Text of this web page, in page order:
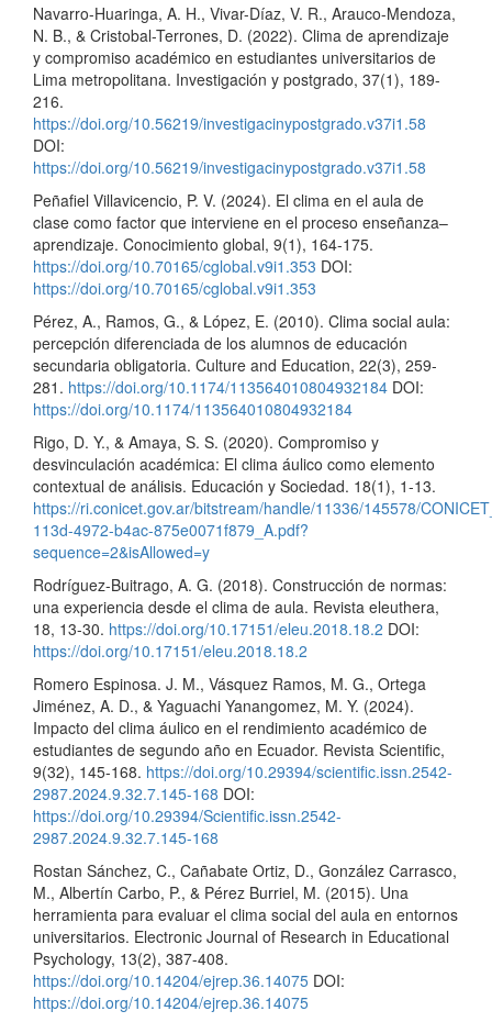
Navarro-Huaringa, A. H., Vivar-Díaz, V. R., Arauco-Mendoza,
N. B., & Cristobal-Terrones, D. (2022). Clima de aprendizaje
y compromiso académico en estudiantes universitarios de
Lima metropolitana. Investigación y postgrado, 37(1), 189-
216.
https://doi.org/10.56219/investigacinypostgrado.v37i1.58
DOI:
https://doi.org/10.56219/investigacinypostgrado.v37i1.58
Peñafiel Villavicencio, P. V. (2024). El clima en el aula de
clase como factor que interviene en el proceso enseñanza–
aprendizaje. Conocimiento global, 9(1), 164-175.
https://doi.org/10.70165/cglobal.v9i1.353 DOI:
https://doi.org/10.70165/cglobal.v9i1.353
Pérez, A., Ramos, G., & López, E. (2010). Clima social aula:
percepción diferenciada de los alumnos de educación
secundaria obligatoria. Culture and Education, 22(3), 259-
281. https://doi.org/10.1174/113564010804932184 DOI:
https://doi.org/10.1174/113564010804932184
Rigo, D. Y., & Amaya, S. S. (2020). Compromiso y
desvinculación académica: El clima áulico como elemento
contextual de análisis. Educación y Sociedad. 18(1), 1-13.
https://ri.conicet.gov.ar/bitstream/handle/11336/145578/
113d-4972-b4ac-875e0071f879_A.pdf?
sequence=2&isAllowed=y
Rodríguez-Buitrago, A. G. (2018). Construcción de normas:
una experiencia desde el clima de aula. Revista eleuthera,
18, 13-30. https://doi.org/10.17151/eleu.2018.18.2 DOI:
https://doi.org/10.17151/eleu.2018.18.2
Romero Espinosa. J. M., Vásquez Ramos, M. G., Ortega
Jiménez, A. D., & Yaguachi Yanangomez, M. Y. (2024).
Impacto del clima áulico en el rendimiento académico de
estudiantes de segundo año en Ecuador. Revista Scientific,
9(32), 145-168. https://doi.org/10.29394/scientific.issn.2542-
2987.2024.9.32.7.145-168 DOI:
https://doi.org/10.29394/Scientific.issn.2542-
2987.2024.9.32.7.145-168
Rostan Sánchez, C., Cañabate Ortiz, D., González Carrasco,
M., Albertín Carbo, P., & Pérez Burriel, M. (2015). Una
herramienta para evaluar el clima social del aula en entornos
universitarios. Electronic Journal of Research in Educational
Psychology, 13(2), 387-408.
https://doi.org/10.14204/ejrep.36.14075 DOI:
https://doi.org/10.14204/ejrep.36.14075